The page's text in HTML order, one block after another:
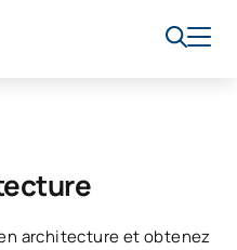
architecture et obtenez